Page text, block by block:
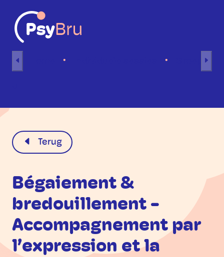
Terug
Bégaiement &
bredouillement -
Accompagnement par
l’expression et la